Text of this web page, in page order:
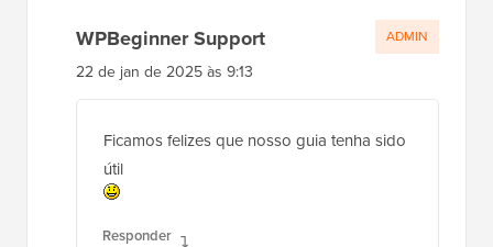
WPBeginner Support
22 de jan de 2025 às 9:13
Ficamos felizes que nosso guia tenha sido
útil
Responder
ADMIN